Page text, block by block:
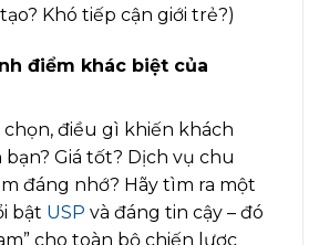
Khó tiếp cận giới trẻ?)
điểm khác biệt của
chọn, điều gì khiến khách
Giá tốt? Dịch vụ chu
đáng nhớ? Hãy tìm ra một
bật USP và đáng tin cậy – đó
cho toàn bộ chiến lược